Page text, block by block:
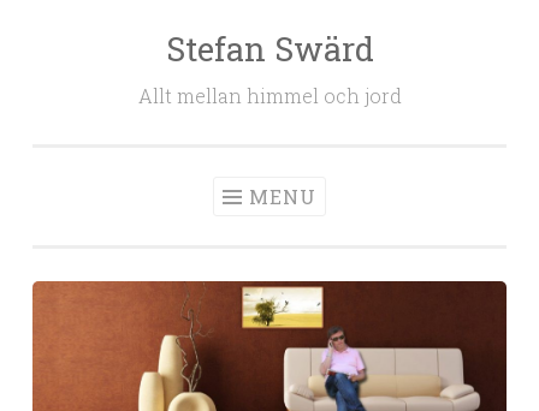
Stefan Swärd
Allt mellan himmel och jord
MENU